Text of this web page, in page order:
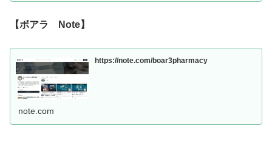
【ボアラ Note】
https://note.com/boar3pharmacy
note.com